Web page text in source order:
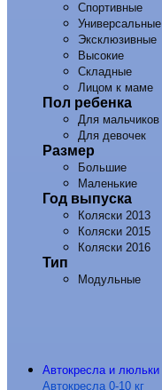
Спортивные
Универсальные
Эксклюзивные
Высокие
Складные
Лицом к маме
Пол ребенка
Для мальчиков
Для девочек
Размер
Большие
Маленькие
Год выпуска
Коляски 2013
Коляски 2015
Коляски 2016
Тип
Модульные
Автокресла и люльки
Автокресла 0-10 кг